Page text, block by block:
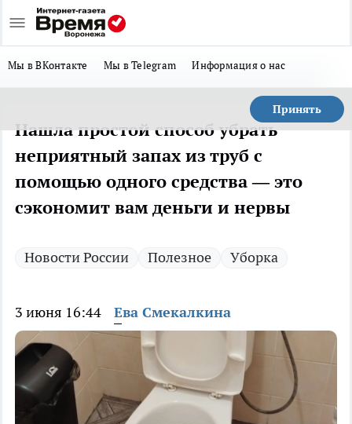
Мы в ВКонтакте Мы в Telegram Информация о нас
Принять
Нашла простой способ убрать
неприятный запах из труб с
помощью одного средства — это
сэкономит вам деньги и нервы
Новости России Полезное Уборка
3 июня 16:44 Ева Смекалкина